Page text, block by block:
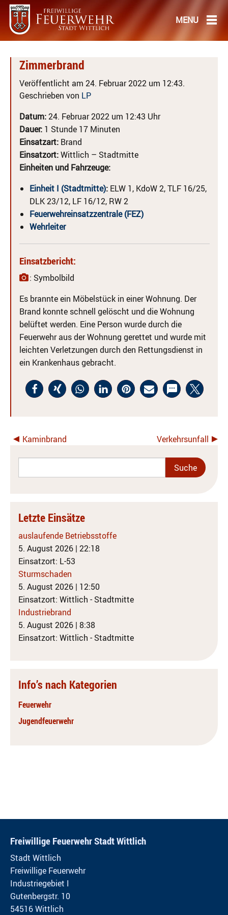
Zimmerbrand
Veröffentlicht am 24. Februar 2022 um 12:43.
Geschrieben von LP
Datum:24. Februar 2022 um 12:43 Uhr
Dauer: 1 Stunde 17 Minuten
Einsatzart: Brand
Einsatzort:Wittlich – Stadtmitte
Einheiten und Fahrzeuge:
Einheit I (Stadtmitte): ELW 1, KdoW 2, TLF 16/25,
DLK 23/12, LF 16/12, RW 2
Feuerwehreinsatzzentrale (FEZ)
Wehrleiter
Einsatzbericht:
: Symbolbild
Es brannte ein Möbelstück in einer Wohnung. Der
Brand konnte schnell gelöscht und die Wohnung
belüftet werden. Eine Person wurde durch die
Feuerwehr aus der Wohnung gerettet und wurde mit
leichten Verletzungen durch den Rettungsdienst in
ein Krankenhaus gebracht.
Kaminbrand Verkehrsunfall
Letzte Einsätze
auslaufende Betriebsstoffe
5. August 2026 | 22:18
Einsatzort: L-53
Sturmschaden
5. August 2026 | 12:50
Einsatzort: Wittlich - Stadtmitte
Industriebrand
5. August 2026 | 8:38
Einsatzort: Wittlich - Stadtmitte
Info’s nach Kategorien
Feuerwehr
Jugendfeuerwehr
Freiwillige Feuerwehr Stadt Wittlich
Stadt Wittlich
Freiwillige Feuerwehr
Industriegebiet I
Gutenbergstr. 10
54516 Wittlich